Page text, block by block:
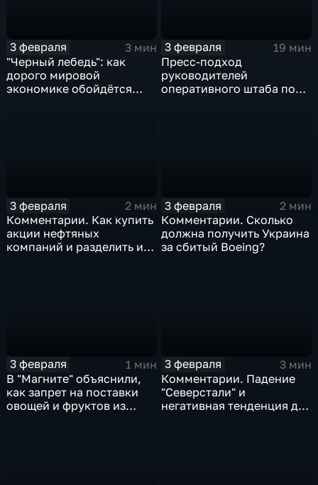
3 февраля
3 мин
"Черный лебедь": как
дорого мировой
экономике обойдётся
3 февраля
19 мин
Пресс-подход
руководителей
оперативного штаба по
3 февраля
2 мин
Комментарии. Как купить
акции нефтяных
компаний и разделить их
3 февраля
2 мин
Комментарии. Сколько
должна получить Украина
за сбитый Boeing?
3 февраля
1 мин
В "Магните" объяснили,
как запрет на поставки
овощей и фруктов из
3 февраля
3 мин
Комментарии. Падение
"Северстали" и
негативная тенденция для